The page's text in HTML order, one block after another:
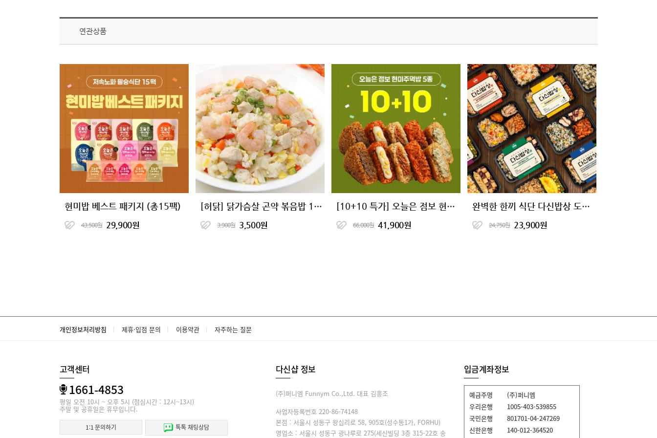
연관상품
현미밥 베스트 패키지 (총15팩)
43,500원 29,900원
[허닭] 닭가슴살 곤약 볶음밥 10종 골라담기
3,900원 3,500원
[10+10 특가] 오늘은 점보 현미 주먹밥 5종
66,000원 41,900원
완벽한 한끼 식단 다신밥상 도시락
24,750원 23,900원
개인정보처리방침 제휴·입점 문의 이용약관 자주하는 질문
고객센터
1661-4853
평일 오전 10시 ~ 오후 5시 (점심시간 : 12시~13시)
주말 및 공휴일은 휴무입니다.
1:1 문의하기 톡톡 채팅상담
다신샵 정보
(주)퍼니엠 Funnym Co.,Ltd. 대표 김흥조
사업자등록번호 220-86-74148
본점 : 서울시 성동구 왕십리로 58, 905호(성수동1가, FORHU)
영업소 : 서울시 성동구 광나루로 275(세신빌딩 3층 315-22호 송
입금계좌정보
예금주명
(주)퍼니엠
우리은행
1005-403-539855
국민은행
801701-04-247269
신한은행
140-012-364520